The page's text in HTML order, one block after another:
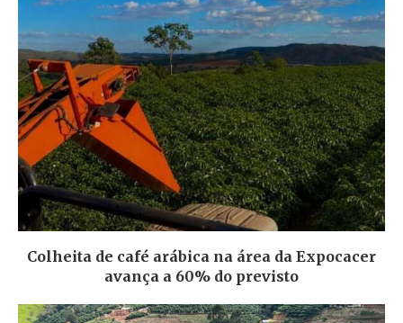
Colheita de café arábica na área da Expocacer
avança a 60% do previsto